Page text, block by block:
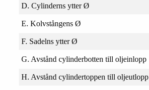
D. Cylinderns ytter Ø
E. Kolvstångens Ø
F. Sadelns ytter Ø
G. Avstånd cylinderbotten till oljeinlopp
H. Avstånd cylindertoppen till oljeutlopp